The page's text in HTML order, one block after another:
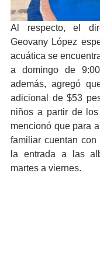
Al respecto, el
Geovany López
acuática se
a domingo de
además, agregó
adicional de $53
niños a partir de
mencionó que para
familiar cuentan
la entrada a las
martes a viernes.